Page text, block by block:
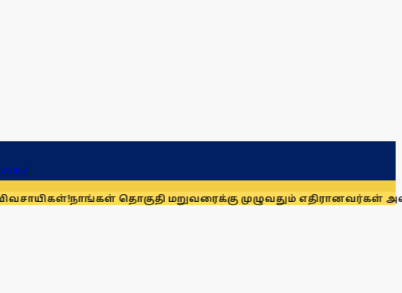
தொகுதி மறுவரைக்கு முழுவதும் எதிரானவர்கள் அல்லர்: